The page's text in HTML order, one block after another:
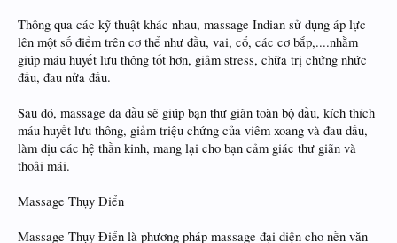
Thông qua các kỹ thuật khác nhau, massage Indian sử dụng áp lực
lên một số điểm trên cơ thể như đầu, vai, cổ, các cơ bắp,....nhằm
giúp máu huyết lưu thông tốt hơn, giảm stress, chữa trị chứng nhức
đầu, đau nửa đầu.
Sau đó, massage da dầu sẽ giúp bạn thư giãn toàn bộ đầu, kích thích
máu huyết lưu thông, giảm triệu chứng của viêm xoang và đau dầu,
làm dịu các hệ thần kinh, mang lại cho bạn cảm giác thư giãn và
thoải mái.
Massage Thụy Điển
Massage Thụy Điển là phương pháp massage đại diện cho nền văn